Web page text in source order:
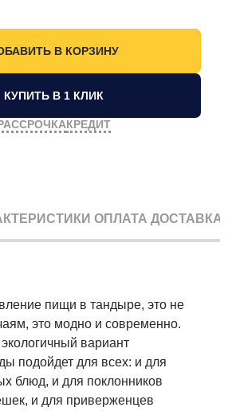
КУПИТЬ В 1 КЛИК
КРЕДИТ
ОПЛАТА ДОСТАВКА
пищи в тандыре, это не
это модно и современно.
вариант
подойдет для всех: и для
блюд, и для поклонников
и для приверженцев